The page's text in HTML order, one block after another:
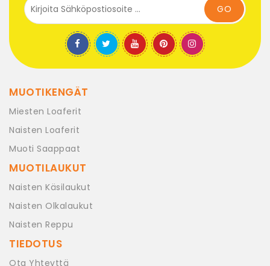
GO
MUOTIKENGÄT
Miesten Loaferit
Naisten Loaferit
Muoti Saappaat
MUOTILAUKUT
Naisten Käsilaukut
Naisten Olkalaukut
Naisten Reppu
TIEDOTUS
Ota Yhteyttä